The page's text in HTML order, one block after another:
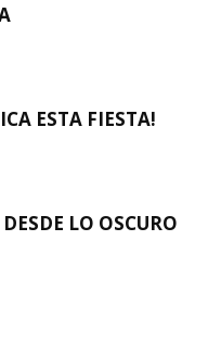
ESTA FIESTA!
LO OSCURO